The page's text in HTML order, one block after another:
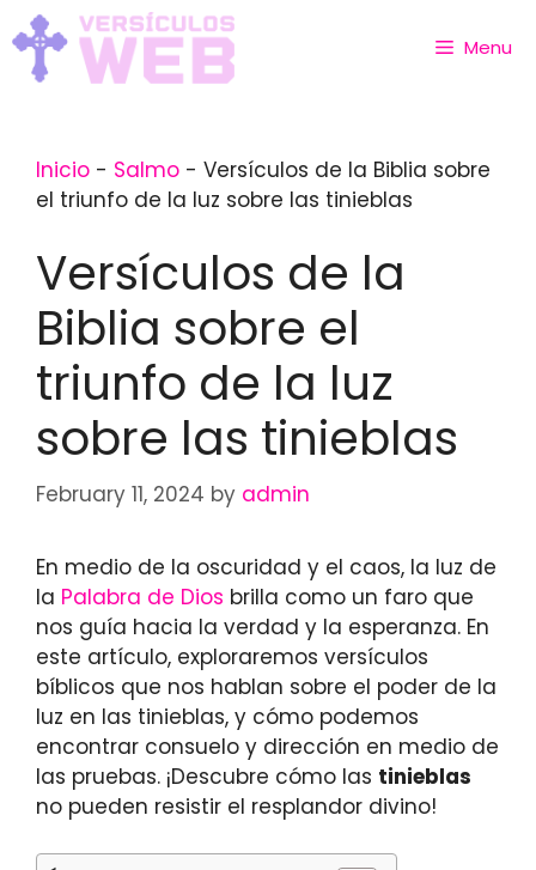
Skip
to
content
Menu
Inicio - Salmo - Versículos de la Biblia sobre
el triunfo de la luz sobre las tinieblas
Versículos de la
Biblia sobre el
triunfo de la luz
sobre las tinieblas
February 11, 2024 by admin
En medio de la oscuridad y el caos, la luz de
la Palabra de Dios brilla como un faro que
nos guía hacia la verdad y la esperanza. En
este artículo, exploraremos versículos
bíblicos que nos hablan sobre el poder de la
luz en las tinieblas, y cómo podemos
encontrar consuelo y dirección en medio de
las pruebas. ¡Descubre cómo las tinieblas
no pueden resistir el resplandor divino!